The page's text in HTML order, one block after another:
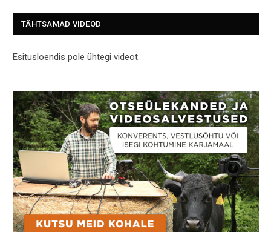
TÄHTSAMAD VIDEOD
Esitusloendis pole ühtegi videot.